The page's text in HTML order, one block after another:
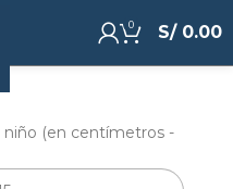
0 S/0.00
niño (en centímetros -